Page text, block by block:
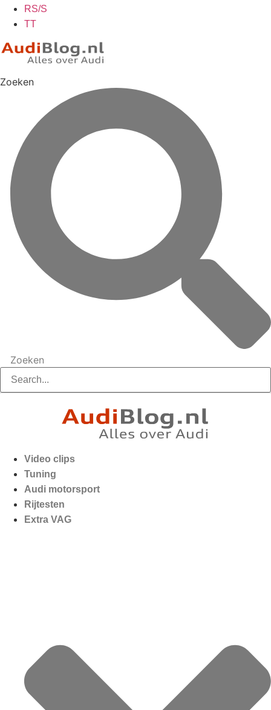
RS/S
TT
Zoeken
Zoeken
Video clips
Tuning
Audi motorsport
Rijtesten
Extra VAG